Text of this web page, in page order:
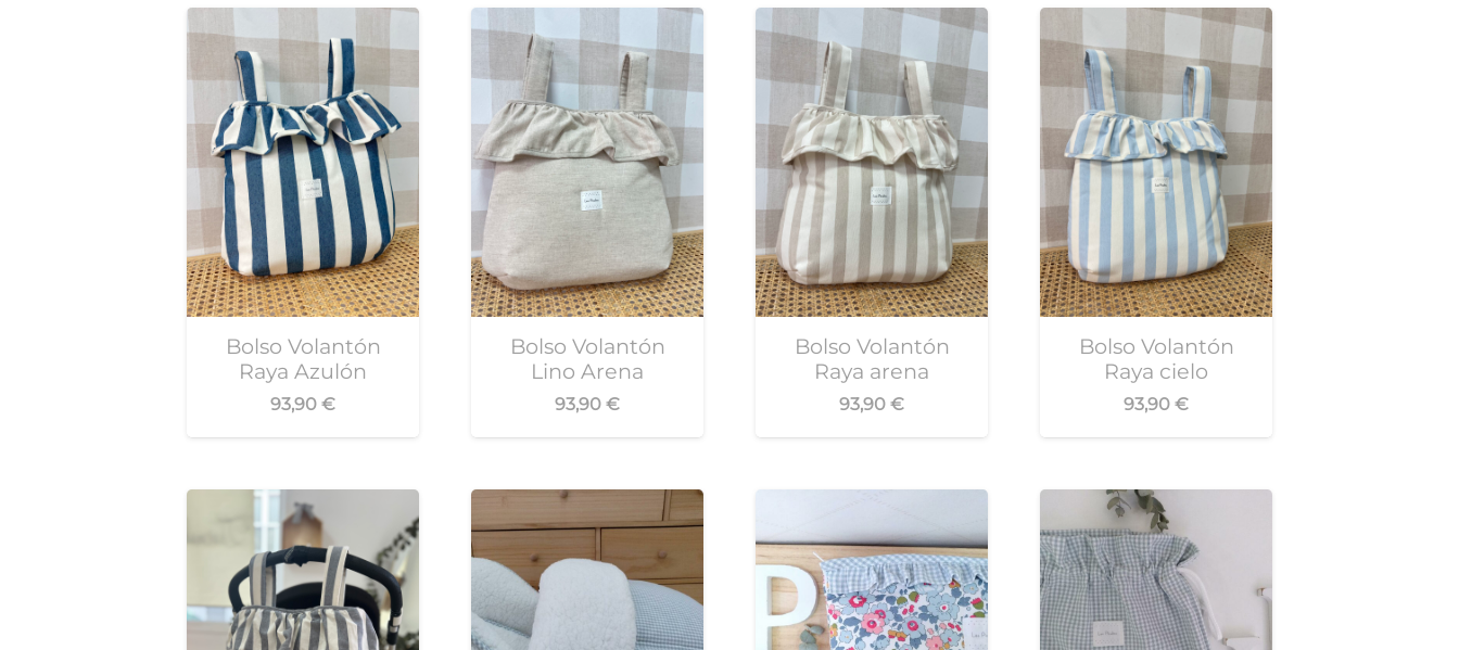
Bolso Volantón
Raya Azulón
93,90 €
Bolso Volantón
Lino Arena
93,90 €
Bolso Volantón
Raya arena
93,90 €
Bolso Volantón
Raya cielo
93,90 €